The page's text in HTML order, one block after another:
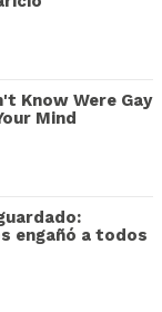
Know Were Gay
Mind
engañó a todos